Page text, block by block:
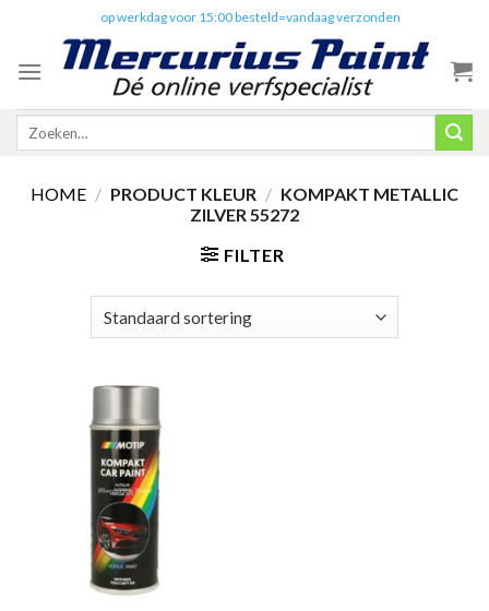
content
op werkdag voor 15:00 besteld=vandaag verzonden
Zoeken
HOME / PRODUCT KLEUR / KOMPAKT METALLIC
ZILVER 55272
FILTER